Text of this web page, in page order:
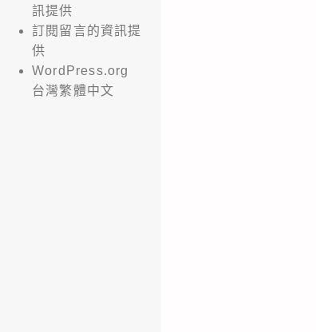
訊提供
訂閱留言的資訊提
供
WordPress.org
台灣繁體中文